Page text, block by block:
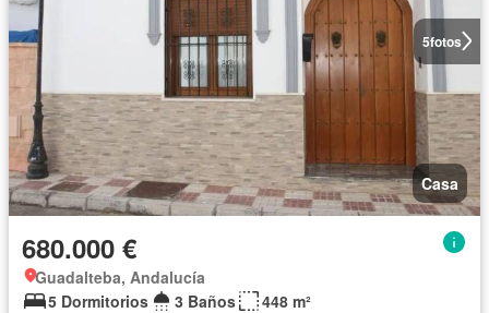
5fotos
Casa
680.000 €
Guadalteba, Andalucía
5 Dormitorios
3 Baños 448 m²